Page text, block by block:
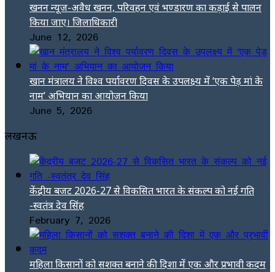
खनन न्यूज-अवैध खनन, परिवहन एवं भण्डारण का कड़ाई से पालन
किया जाए। जिलाधिकारी
June 12, 2026
खान मंत्रालय ने विश्व पर्यावरण दिवस के उपलक्ष्य में ‘एक पेड़ मां के
नाम’ अभियान का आयोजन किया
June 5, 2026
लखनऊ
केंद्रीय बजट 2026-27 से विकसित भारत के संकल्प को नई गति
-स्वतंत्र देव सिंह
February 7, 2026
महिला किसानों को सशक्त बनाने की दिशा में एक और प्रभावी कदम